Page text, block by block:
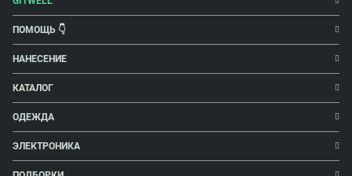
ПОМОЩЬ 👇
НАНЕСЕНИЕ
КАТАЛОГ
ОДЕЖДА
ЭЛЕКТРОНИКА